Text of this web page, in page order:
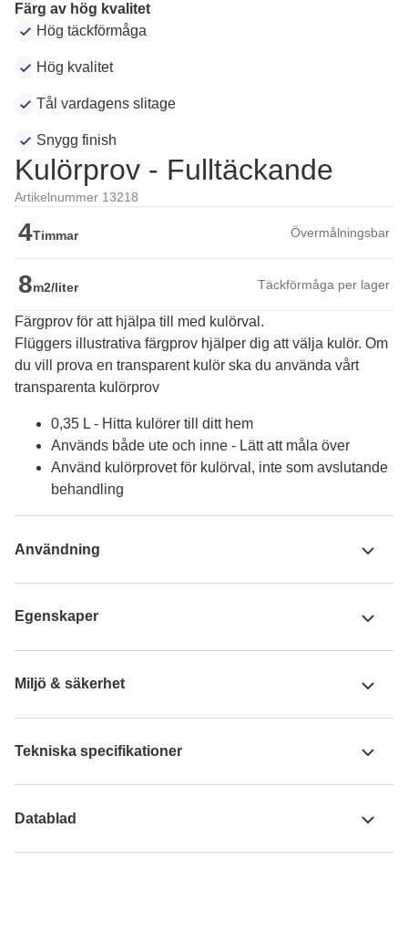
Färg av hög kvalitet
Hög täckförmåga
Hög kvalitet
Tål vardagens slitage
Snygg finish
Kulörprov - Fulltäckande
Artikelnummer 13218
4Timmar Övermålningsbar
8m2/liter Täckförmåga per lager
Färgprov för att hjälpa till med kulörval.
Flüggers illustrativa färgprov hjälper dig att välja kulör. Om
du vill prova en transparent kulör ska du använda vårt
transparenta kulörprov
0,35 L - Hitta kulörer till ditt hem
Används både ute och inne - Lätt att måla över
Använd kulörprovet för kulörval, inte som avslutande
behandling
Användning
Egenskaper
Miljö & säkerhet
Tekniska specifikationer
Datablad